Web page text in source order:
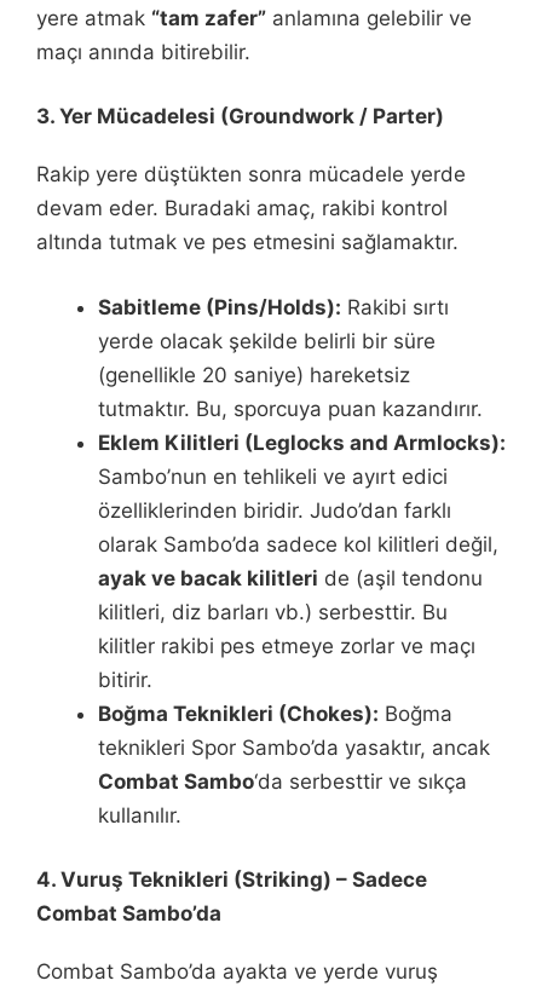
yere atmak “tam zafer” anlamına gelebilir ve
maçı anında bitirebilir.
3. Yer Mücadelesi (Groundwork / Parter)
Rakip yere düştükten sonra mücadele yerde
devam eder. Buradaki amaç, rakibi kontrol
altında tutmak ve pes etmesini sağlamaktır.
Sabitleme (Pins/Holds): Rakibi sırtı
yerde olacak şekilde belirli bir süre
(genellikle 20 saniye) hareketsiz
tutmaktır. Bu, sporcuya puan kazandırır.
Eklem Kilitleri (Leglocks and Armlocks):
Sambo’nun en tehlikeli ve ayırt edici
özelliklerinden biridir. Judo’dan farklı
olarak Sambo’da sadece kol kilitleri değil,
ayak ve bacak kilitleri de (aşil tendonu
kilitleri, diz barları vb.) serbesttir. Bu
kilitler rakibi pes etmeye zorlar ve maçı
bitirir.
Boğma Teknikleri (Chokes): Boğma
teknikleri Spor Sambo’da yasaktır, ancak
Combat Sambo‘da serbesttir ve sıkça
kullanılır.
4. Vuruş Teknikleri (Striking) – Sadece
Combat Sambo’da
Combat Sambo’da ayakta ve yerde vuruş